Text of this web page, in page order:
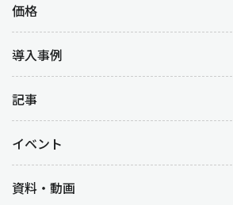
価格
導入事例
記事
イベント
資料・動画